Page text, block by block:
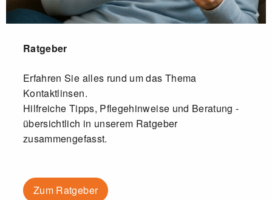
Ratgeber
Erfahren Sie alles rund um das Thema
Kontaktlinsen.
Hilfreiche Tipps, Pflegehinweise und Beratung -
übersichtlich in unserem Ratgeber
zusammengefasst.
Zum Ratgeber